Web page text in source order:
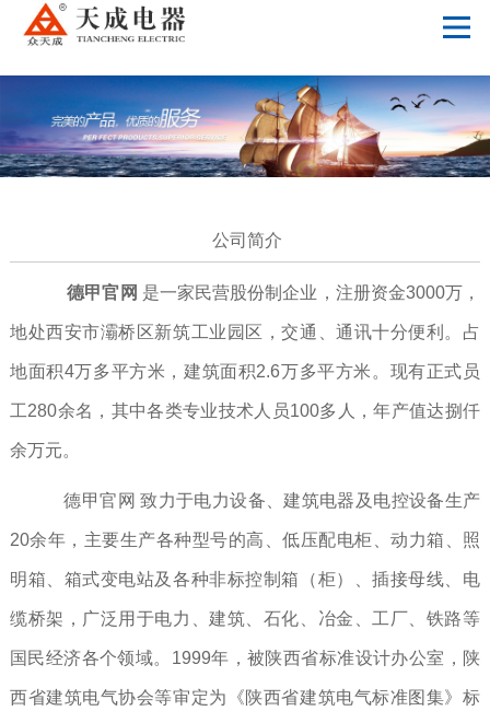
德甲官网
公司简介
德甲官网 是一家民营股份制企业，注册资金3000万，
地处西安市灞桥区新筑工业园区，交通、通讯十分便利。占
地面积4万多平方米，建筑面积2.6万多平方米。现有正式员
工280余名，其中各类专业技术人员100多人，年产值达捌仟
余万元。
德甲官网 致力于电力设备、建筑电器及电控设备生产
20余年，主要生产各种型号的高、低压配电柜、动力箱、照
明箱、箱式变电站及各种非标控制箱（柜）、插接母线、电
缆桥架，广泛用于电力、建筑、石化、冶金、工厂、铁路等
国民经济各个领域。1999年，被陕西省标准设计办公室，陕
西省建筑电气协会等审定为《陕西省建筑电气标准图集》标